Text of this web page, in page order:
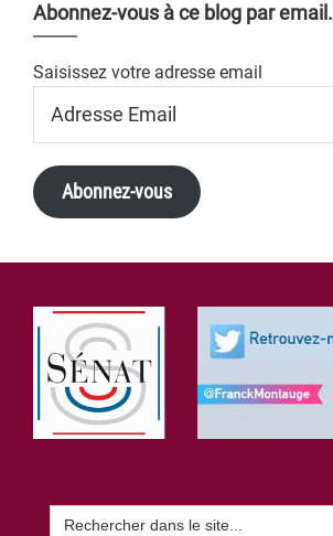
Abonnez-vous à ce blog par email.
Saisissez votre adresse email
Email
Abonnez-vous
Footer
Search